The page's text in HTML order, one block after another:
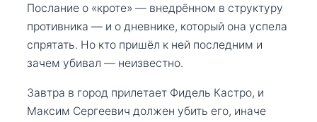
Послание о «кроте» — внедрённом в структуру
противника — и о дневнике, который она успела
спрятать. Но кто пришёл к ней последним и
зачем убивал — неизвестно.
Завтра в город прилетает Фидель Кастро, и
Максим Сергеевич должен убить его, иначе